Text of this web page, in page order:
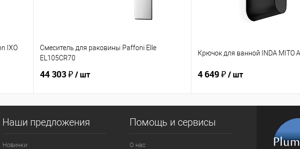
IXO
Смеситель для раковины Paffoni Elle
EL105CR70
44 303 ₽/ шт
Крючок для ванной INDA MITO
4 649 ₽/ шт
Наши предложения
Новинки
Помощь и сервисы
О нас